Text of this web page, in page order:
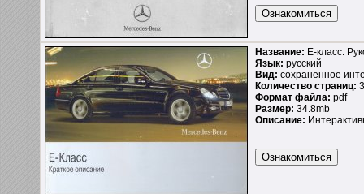
Название: Е-класс:
Язык: русский
Вид: сохраненное
Количество страниц:
Формат файла: pdf
Размер: 34.8mb
Описание: